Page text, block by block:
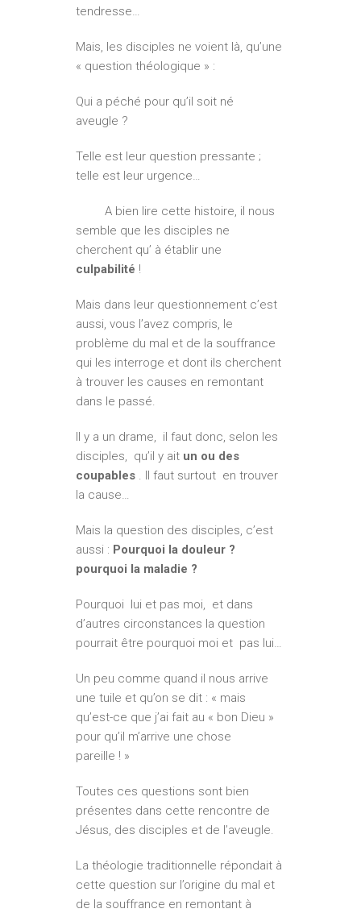
tendresse…
Mais, les disciples ne voient là, qu’une
« question théologique » :
Qui a péché pour qu’il soit né
aveugle ?
Telle est leur question pressante ;
telle est leur urgence…
A bien lire cette histoire, il nous
semble que les disciples ne
cherchent qu’ à établir une
culpabilité !
Mais dans leur questionnement c’est
aussi, vous l’avez compris, le
problème du mal et de la souffrance
qui les interroge et dont ils cherchent
à trouver les causes en remontant
dans le passé.
Il y a un drame, il faut donc, selon les
disciples, qu’il y ait un ou des
coupables . Il faut surtout en trouver
la cause…
Mais la question des disciples, c’est
aussi : Pourquoi la douleur ?
pourquoi la maladie ?
Pourquoi lui et pas moi, et dans
d’autres circonstances la question
pourrait être pourquoi moi et pas lui…
Un peu comme quand il nous arrive
une tuile et qu’on se dit : « mais
qu’est-ce que j’ai fait au « bon Dieu »
pour qu’il m’arrive une chose
pareille ! »
Toutes ces questions sont bien
présentes dans cette rencontre de
Jésus, des disciples et de l’aveugle.
La théologie traditionnelle répondait à
cette question sur l’origine du mal et
de la souffrance en remontant à